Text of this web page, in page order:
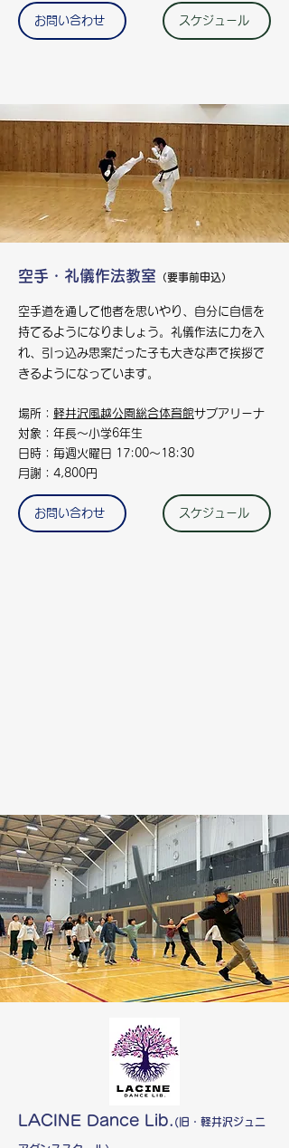
お問い合わせ スケジュール
空手・礼儀作法教室 （要事前申込）
空手道を通して他者を思いやり、自分に自信を
持てるようになりましょう。礼儀作法に力を入
れ、引っ込み思案だった子も大きな声で挨拶で
きるようになっています。
場所： 軽井沢風越公園総合体育館サブアリーナ
対象：年長～小学6年生
日時：毎週火曜日 17:00～18:30
月謝：4,800円
お問い合わせ スケジュール
LACINE Dance Lib. (旧・軽井沢ジュニ